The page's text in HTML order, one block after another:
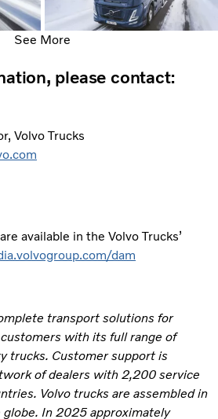
See More
please contact:
Volvo Trucks
available in the Volvo Trucks’
dam
transport solutions for
with its full range of
trucks. Customer support is
of dealers with 2,200 service
Volvo trucks are assembled in
In 2025 approximately